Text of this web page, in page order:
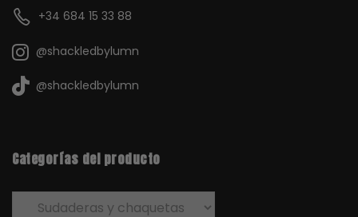
+34 684 15 33 88
@shackledbylumn
@shackledbylumn
Categorías del producto